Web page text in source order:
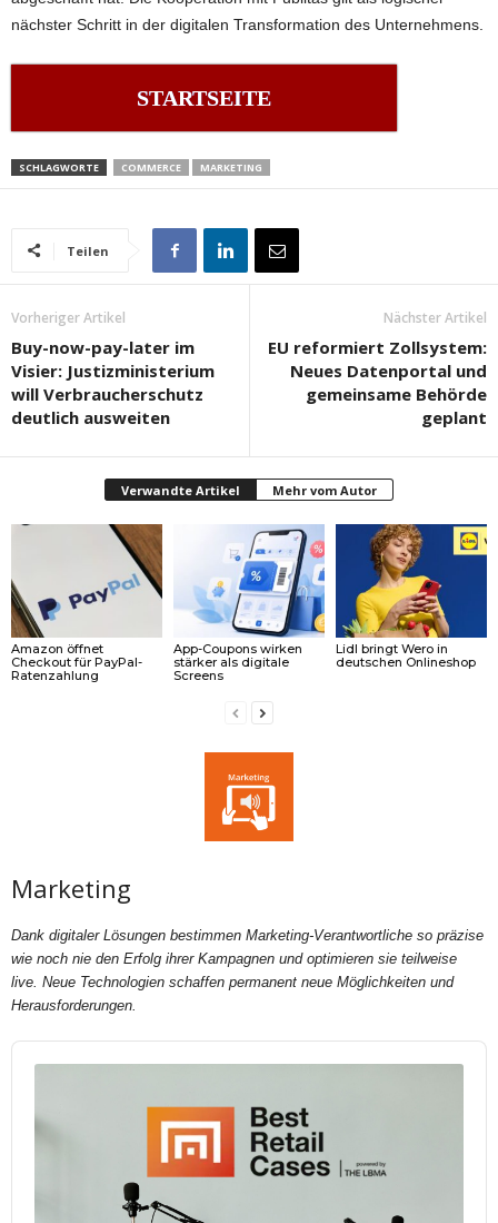
nächster Schritt in der digitalen Transformation des Unternehmens.
STARTSEITE
SCHLAGWORTE COMMERCE MARKETING
Teilen
Vorheriger Artikel
Buy-now-pay-later im
Visier: Justizministerium
will Verbraucherschutz
deutlich ausweiten
Nächster Artikel
EU reformiert Zollsystem:
Neues Datenportal und
gemeinsame Behörde
geplant
Verwandte Artikel Mehr vom Autor
Amazon öffnet
Checkout für PayPal-
Ratenzahlung
App-Coupons wirken
stärker als digitale
Screens
Lidl bringt Wero in
deutschen Onlineshop
Marketing
Dank digitaler Lösungen bestimmen Marketing-Verantwortliche so präzise
wie noch nie den Erfolg ihrer Kampagnen und optimieren sie teilweise
live. Neue Technologien schaffen permanent neue Möglichkeiten und
Herausforderungen.
Audio
Player